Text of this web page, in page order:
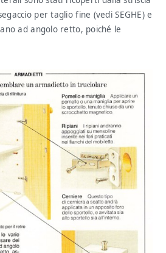
per taglio fine (vedi SEGHE) e
ad angolo retto, poiché le